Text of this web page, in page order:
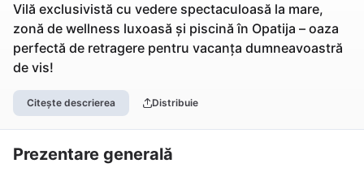
Vilă exclusivistă cu vedere spectaculoasă la mare,
zonă de wellness luxoasă și piscină în Opatija – oaza
perfectă de retragere pentru vacanța dumneavoastră
de vis!
Citește descrierea Distribuie
Prezentare generală